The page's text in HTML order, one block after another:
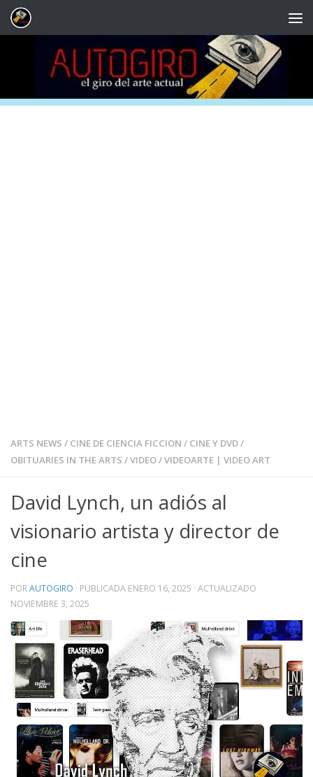
Saltar al contenido
ARTS NEWS / CINE DE CIENCIA FICCION / CINE Y DVD/
OBITUARIES IN THE ARTS /VIDEO/VIDEOARTE | VIDEO ART
David Lynch, un adiós al
visionario artista y director de
cine
PORAUTOGIRO · PUBLICADA ENERO 16, 2025 · ACTUALIZADO
NOVIEMBRE 3, 2025